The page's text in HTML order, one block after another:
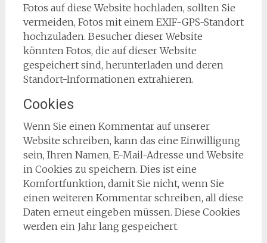
Fotos auf diese Website hochladen, sollten Sie
vermeiden, Fotos mit einem EXIF-GPS-Standort
hochzuladen. Besucher dieser Website
könnten Fotos, die auf dieser Website
gespeichert sind, herunterladen und deren
Standort-Informationen extrahieren.
Cookies
Wenn Sie einen Kommentar auf unserer
Website schreiben, kann das eine Einwilligung
sein, Ihren Namen, E-Mail-Adresse und Website
in Cookies zu speichern. Dies ist eine
Komfortfunktion, damit Sie nicht, wenn Sie
einen weiteren Kommentar schreiben, all diese
Daten erneut eingeben müssen. Diese Cookies
werden ein Jahr lang gespeichert.